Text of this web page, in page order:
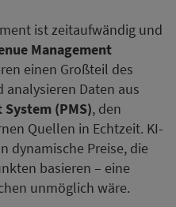
ist zeitaufwändig und
Management
einen Großteil des
analysieren Daten aus
(PMS), den
Quellen in Echtzeit. KI-
dynamische Preise, die
basieren – eine
unmöglich wäre.